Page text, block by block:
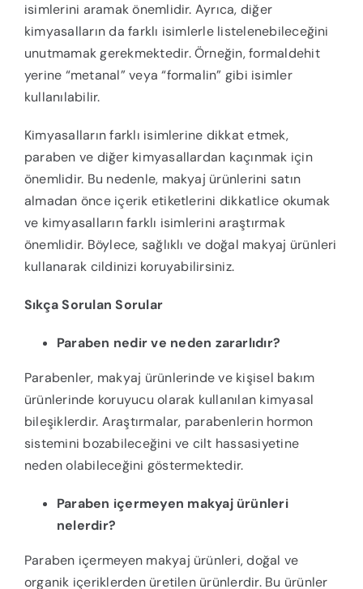
isimlerini aramak önemlidir. Ayrıca, diğer
kimyasalların da farklı isimlerle listelenebileceğini
unutmamak gerekmektedir. Örneğin, formaldehit
yerine “metanal” veya “formalin” gibi isimler
kullanılabilir.
Kimyasalların farklı isimlerine dikkat etmek,
paraben ve diğer kimyasallardan kaçınmak için
önemlidir. Bu nedenle, makyaj ürünlerini satın
almadan önce içerik etiketlerini dikkatlice okumak
ve kimyasalların farklı isimlerini araştırmak
önemlidir. Böylece, sağlıklı ve doğal makyaj ürünleri
kullanarak cildinizi koruyabilirsiniz.
Sıkça Sorulan Sorular
Paraben nedir ve neden zararlıdır?
Parabenler, makyaj ürünlerinde ve kişisel bakım
ürünlerinde koruyucu olarak kullanılan kimyasal
bileşiklerdir. Araştırmalar, parabenlerin hormon
sistemini bozabileceğini ve cilt hassasiyetine
neden olabileceğini göstermektedir.
Paraben içermeyen makyaj ürünleri
nelerdir?
Paraben içermeyen makyaj ürünleri, doğal ve
organik içeriklerden üretilen ürünlerdir. Bu ürünler